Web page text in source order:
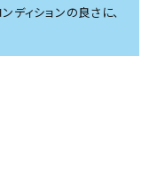
ディションの良さに、